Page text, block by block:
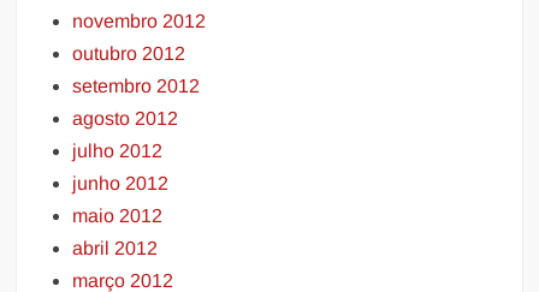
novembro 2012
outubro 2012
setembro 2012
agosto 2012
julho 2012
junho 2012
maio 2012
abril 2012
março 2012